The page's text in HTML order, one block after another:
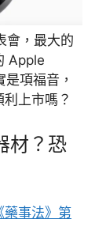
會，最大的
Apple
項福音，
上市嗎？
材？恐
藥事法》第